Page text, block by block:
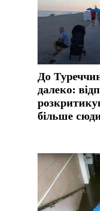
До
далеко:
більше